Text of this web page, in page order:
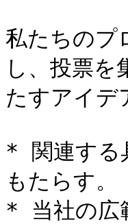
私たちのプ
し、投票
たすアイデ
* 関連する
もたらす。
* 当社の広